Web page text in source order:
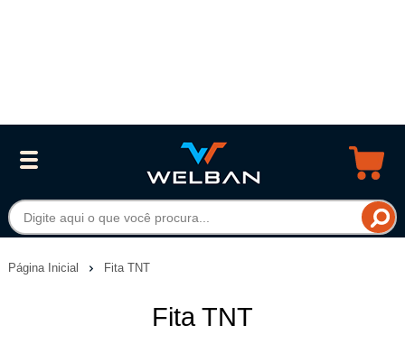
Página Inicial Fita TNT
Fita TNT